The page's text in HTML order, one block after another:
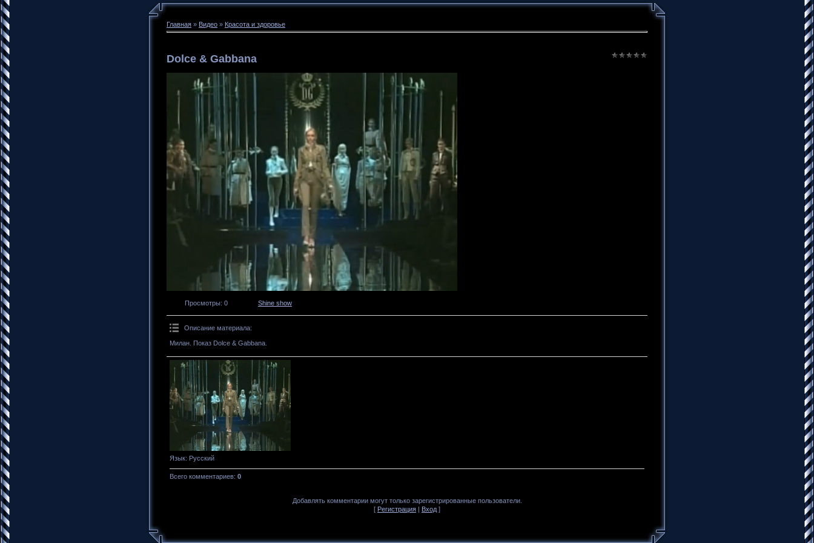
Главная » Видео » Красота и здоровье
Dolce & Gabbana
Просмотры: 0 Shine show
Описание материала:
Милан. Показ Dolce & Gabbana.
Язык: Русский
Всего комментариев: 0
Добавлять комментарии могут только зарегистрированные пользователи.
[ Регистрация | Вход ]